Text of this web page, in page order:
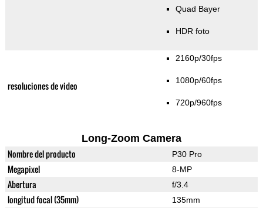
Quad Bayer
HDR foto
resoluciones de video
2160p/30fps
1080p/60fps
720p/960fps
Long-Zoom Camera
Nombre del producto P30 Pro
Megapixel 8-MP
Abertura f/3.4
longitud focal (35mm) 135mm